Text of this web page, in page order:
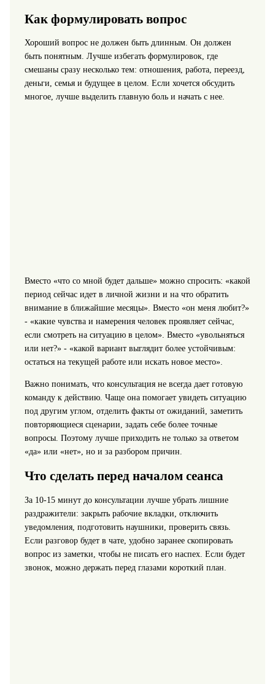
Как формулировать вопрос
Хороший вопрос не должен быть длинным. Он должен
быть понятным. Лучше избегать формулировок, где
смешаны сразу несколько тем: отношения, работа, переезд,
деньги, семья и будущее в целом. Если хочется обсудить
многое, лучше выделить главную боль и начать с нее.
Вместо «что со мной будет дальше» можно спросить: «какой
период сейчас идет в личной жизни и на что обратить
внимание в ближайшие месяцы». Вместо «он меня любит?»
- «какие чувства и намерения человек проявляет сейчас,
если смотреть на ситуацию в целом». Вместо «увольняться
или нет?» - «какой вариант выглядит более устойчивым:
остаться на текущей работе или искать новое место».
Важно понимать, что консультация не всегда дает готовую
команду к действию. Чаще она помогает увидеть ситуацию
под другим углом, отделить факты от ожиданий, заметить
повторяющиеся сценарии, задать себе более точные
вопросы. Поэтому лучше приходить не только за ответом
«да» или «нет», но и за разбором причин.
Что сделать перед началом сеанса
За 10-15 минут до консультации лучше убрать лишние
раздражители: закрыть рабочие вкладки, отключить
уведомления, подготовить наушники, проверить связь.
Если разговор будет в чате, удобно заранее скопировать
вопрос из заметки, чтобы не писать его наспех. Если будет
звонок, можно держать перед глазами короткий план.